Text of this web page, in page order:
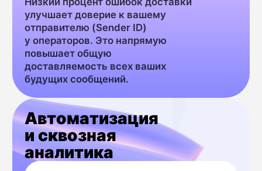
Массовые SMS-рассылки
(E-commerce, банки,
сервисы доставки)
и защита